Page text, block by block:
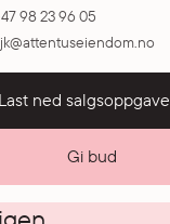
98 23 96 05
Last ned salgsoppgave
Gi bud